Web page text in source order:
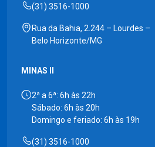
(31) 3516-1000
Rua da Bahia, 2.244 – Lourdes –
Belo Horizonte/MG
MINAS II
2ª a 6ª: 6h às 22h
Sábado: 6h às 20h
Domingo e feriado: 6h às 19h
(31) 3516-1000